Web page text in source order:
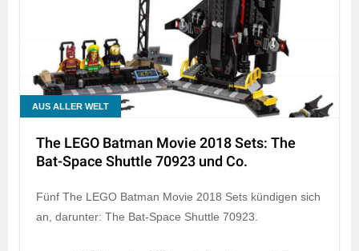
AUS ALLER WELT
The LEGO Batman Movie 2018 Sets: The
Bat-Space Shuttle 70923 und Co.
Fünf The LEGO Batman Movie 2018 Sets kündigen sich
an, darunter: The Bat-Space Shuttle 70923.